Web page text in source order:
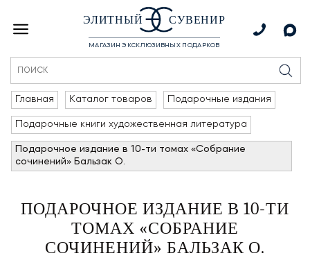
ЭЛИТНЫЙ СУВЕНИР
МАГАЗИН ЭКСКЛЮЗИВНЫХ ПОДАРКОВ
Главная Каталог товаров Подарочные издания
Подарочные книги художественная литература
Подарочное издание в 10-ти томах «Собрание
сочинений» Бальзак О.
ПОДАРОЧНОЕ ИЗДАНИЕ В 10-ТИ
ТОМАХ «СОБРАНИЕ
СОЧИНЕНИЙ» БАЛЬЗАК О.